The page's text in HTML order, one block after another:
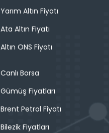
Yarım Altın Fiyatı
Ata Altın Fiyatı
Altın ONS Fiyatı
Canlı Borsa
Gümüş Fiyatları
Brent Petrol Fiyatı
Bilezik Fiyatları